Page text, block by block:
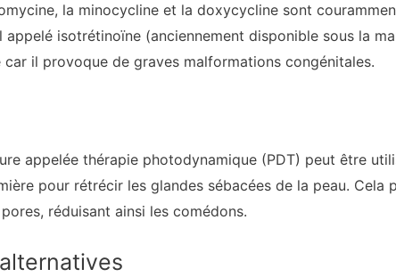
la minocycline et la doxycycline sont
appelé isotrétinoïne (anciennement disponible sous la
il provoque de graves malformations congénitales.
appelée thérapie photodynamique (PDT) peut être
pour rétrécir les glandes sébacées de la peau. Cela
réduisant ainsi les comédons.